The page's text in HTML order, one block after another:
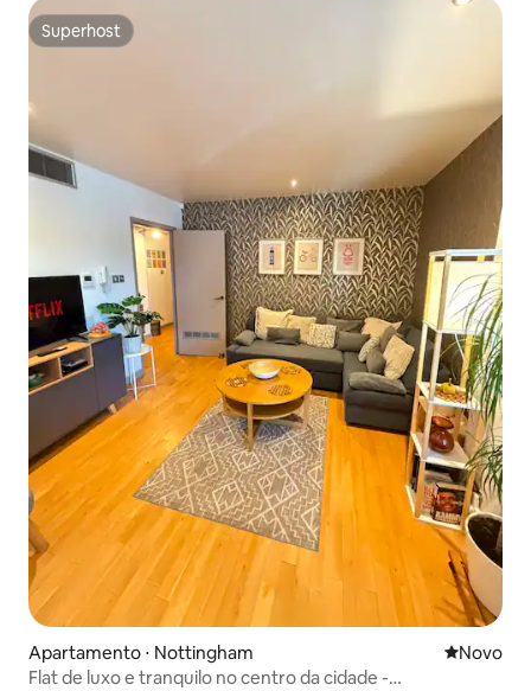
Superhost
Superhost
Apartamento ⋅ Nottingham Novo
Novo
Flat de luxo e tranquilo no centro da cidade -